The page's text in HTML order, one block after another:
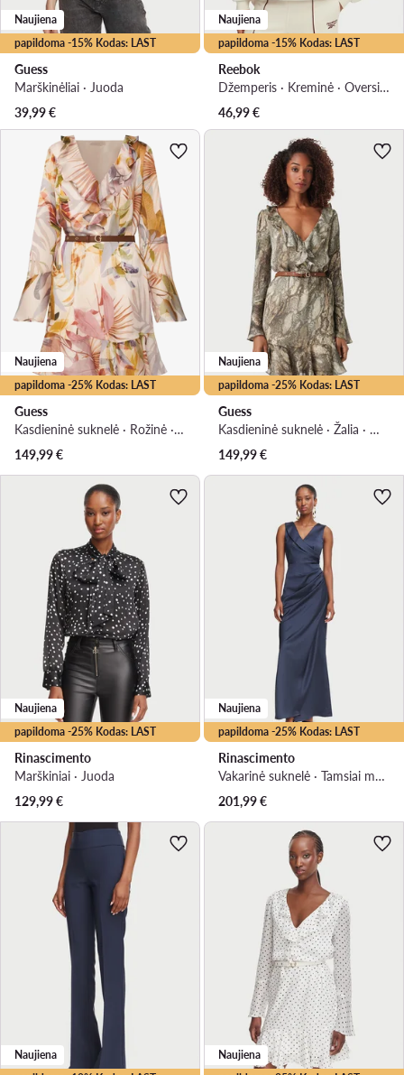
papildoma -15% Kodas: LAST
Naujiena
Guess
Marškinėliai · Juoda
39,99€
papildoma -15% Kodas: LAST
Naujiena
Reebok
Džemperis · Kreminė · Oversize
46,99€
papildoma -25% Kodas: LAST
Naujiena
Guess
Kasdieninė suknelė · Rožinė · Mini
149,99€
papildoma -25% Kodas: LAST
Naujiena
Guess
Kasdieninė suknelė · Žalia · Mini
149,99€
papildoma -25% Kodas: LAST
Naujiena
Rinascimento
Marškiniai · Juoda
129,99€
papildoma -25% Kodas: LAST
Naujiena
Rinascimento
Vakarinė suknelė · Tamsiai mėlyna · Maksi
201,99€
Naujiena Naujiena